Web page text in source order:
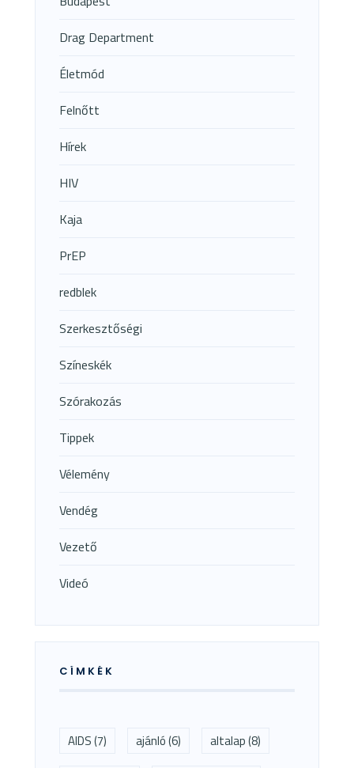
Drag Department
Életmód
Felnőtt
Hírek
HIV
Kaja
PrEP
redblek
Szerkesztőségi
Színeskék
Szórakozás
Tippek
Vélemény
Vendég
Vezető
Videó
CÍMKÉK
AIDS(7) ajánló(6) altalap(8)